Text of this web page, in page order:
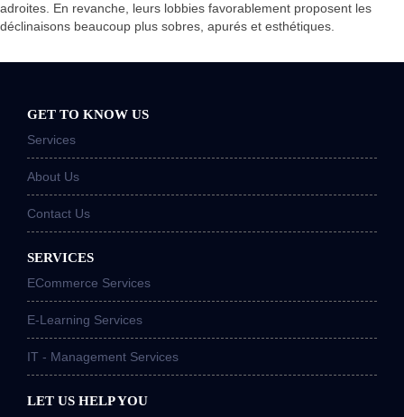
adroites. En revanche, leurs lobbies favorablement proposent les
déclinaisons beaucoup plus sobres, apurés et esthétiques.
GET TO KNOW US
Services
About Us
Contact Us
SERVICES
ECommerce Services
E-Learning Services
IT - Management Services
LET US HELP YOU